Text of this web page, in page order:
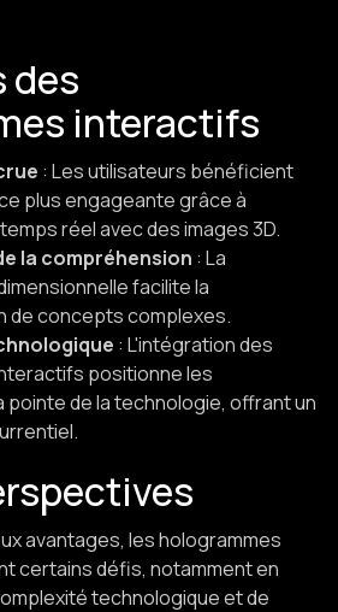
des
interactifs
: Les utilisateurs bénéficient
plus engageante grâce à
réel avec des images 3D.​
la compréhension : La
facilite la
de concepts complexes.​
: L'intégration des
positionne les
pointe de la technologie, offrant un
avantages, les hologrammes
certains défis, notamment en
technologique et de